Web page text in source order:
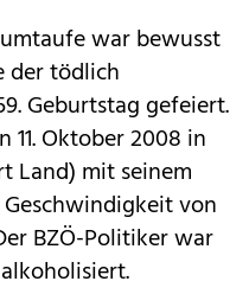
war bewusst
der tödlich
Geburtstag gefeiert.
Oktober 2008 in
Land) mit seinem
von
BZÖ-Politiker war